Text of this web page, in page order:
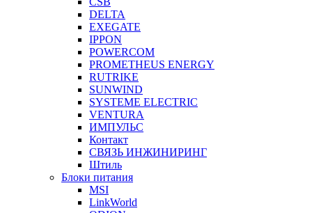
DELTA
EXEGATE
IPPON
POWERCOM
PROMETHEUS ENERGY
RUTRIKE
SUNWIND
SYSTEME ELECTRIC
VENTURA
ИМПУЛЬС
Контакт
СВЯЗЬ ИНЖИНИРИНГ
Штиль
Блоки питания
MSI
LinkWorld